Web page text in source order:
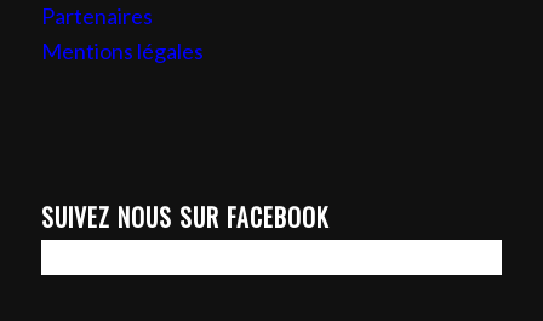
Partenaires
Mentions légales
SUIVEZ NOUS SUR FACEBOOK